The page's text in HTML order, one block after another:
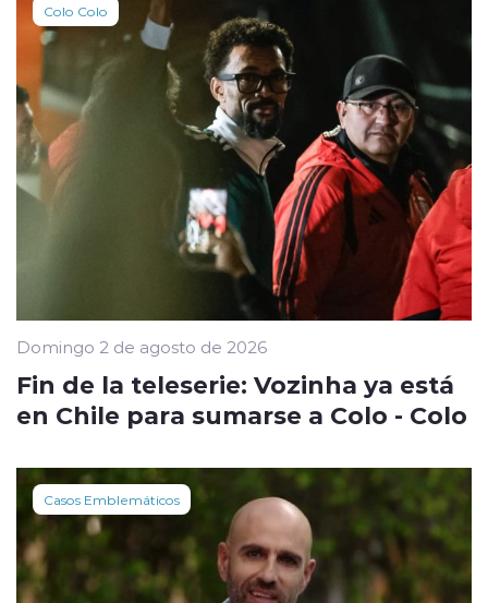
Colo Colo
Domingo 2 de agosto de 2026
Fin de la teleserie: Vozinha ya está
en Chile para sumarse a Colo - Colo
Casos Emblemáticos